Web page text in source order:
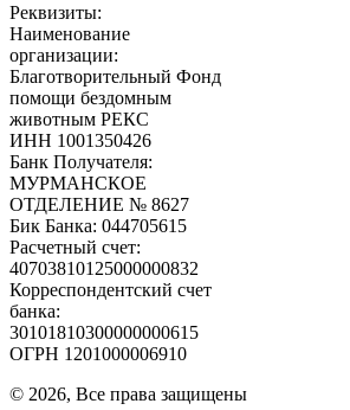
Реквизиты:
Наименование
организации:
Благотворительный Фонд
помощи бездомным
животным РЕКС
ИНН 1001350426
Банк Получателя:
МУРМАНСКОЕ
ОТДЕЛЕНИЕ № 8627
Бик Банка: 044705615
Расчетный счет:
40703810125000000832
Корреспондентский счет
банка:
30101810300000000615
ОГРН 1201000006910
© 2026, Все права защищены